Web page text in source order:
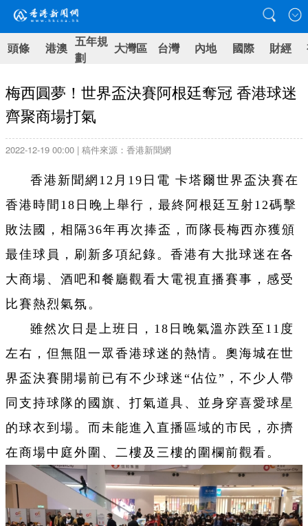
頭條 港澳 五年規
劃
大灣區 台灣 內地 國際 財經
梅西圓夢！世界盃決賽阿根廷奪冠 香港球迷
齊聚商場打氣
2022-12-19 00:00 | 稿件來源：香港新聞網
香港新聞網12月19日電 卡塔爾世界盃決賽在
香港時間18日晚上舉行，最終阿根廷互射12碼擊
敗法國，相隔36年再次捧盃，而隊長梅西亦獲頒
最佳球員，刷新多項紀錄。香港有大批球迷在各
大商場、酒吧和餐廳觀看大電視直播賽事，感受
比賽熱烈氣氛。
雖然次日是上班日，18日晚氣溫亦跌至11度
左右，但無阻一眾香港球迷的熱情。奧海城在世
界盃決賽開場前已有不少球迷“佔位”，不少人帶
同支持球隊的國旗、打氣道具、並身穿喜愛球星
的球衣到場。而未能進入直播區域的市民，亦擠
在商場中庭外圍、二樓及三樓的圍欄前觀看。